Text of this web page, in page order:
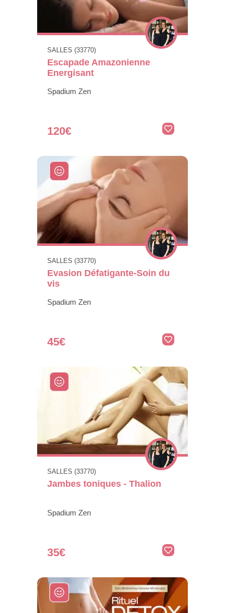
SALLES (33770)
Escapade Amazonienne
Energisant
Spadium Zen
120€
SALLES (33770)
Evasion Défatigante-Soin du
vis
Spadium Zen
45€
SALLES (33770)
Jambes toniques - Thalion
Spadium Zen
35€